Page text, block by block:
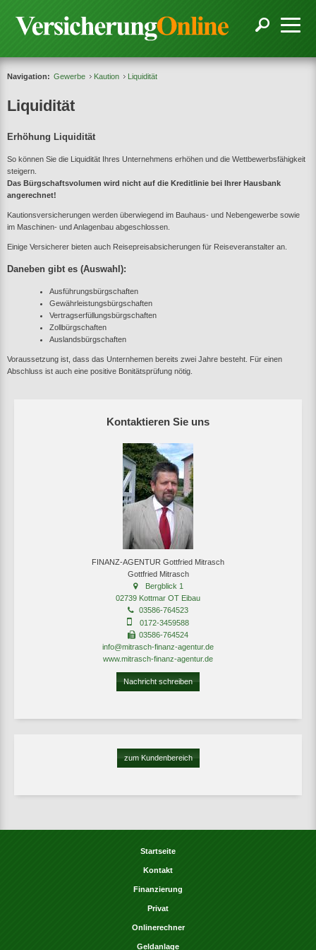
Kontaktieren Sie uns
FINANZ-AGENTUR Gottfried Mitrasch
Gottfried Mitrasch
Bergblick 1
02739 Kottmar OT Eibau
03586-764523
0172-3459588
03586-764524
info@mitrasch-finanz-agentur.de
www.mitrasch-finanz-agentur.de
Nachricht schreiben
zum Kundenbereich
Navigation: Gewerbe Kaution Liquidität
Liquidität
Erhöhung Liquidität
So können Sie die Liquidität Ihres Unternehmens erhöhen und die Wettbewerbsfähigkeit
steigern.
Das Bürgschaftsvolumen wird nicht auf die Kreditlinie bei Ihrer Hausbank
angerechnet!
Kautionsversicherungen werden überwiegend im Bauhaus- und Nebengewerbe sowie
im Maschinen- und Anlagenbau abgeschlossen.
Einige Versicherer bieten auch Reisepreisabsicherungen für Reiseveranstalter an.
Daneben gibt es (Auswahl):
Ausführungsbürgschaften
Gewährleistungsbürgschaften
Vertragserfüllungsbürgschaften
Zollbürgschaften
Auslandsbürgschaften
Voraussetzung ist, dass das Unternhemen bereits zwei Jahre besteht. Für einen
Abschluss ist auch eine positive Bonitätsprüfung nötig.
Startseite
Kontakt
Finanzierung
Privat
Onlinerechner
Geldanlage